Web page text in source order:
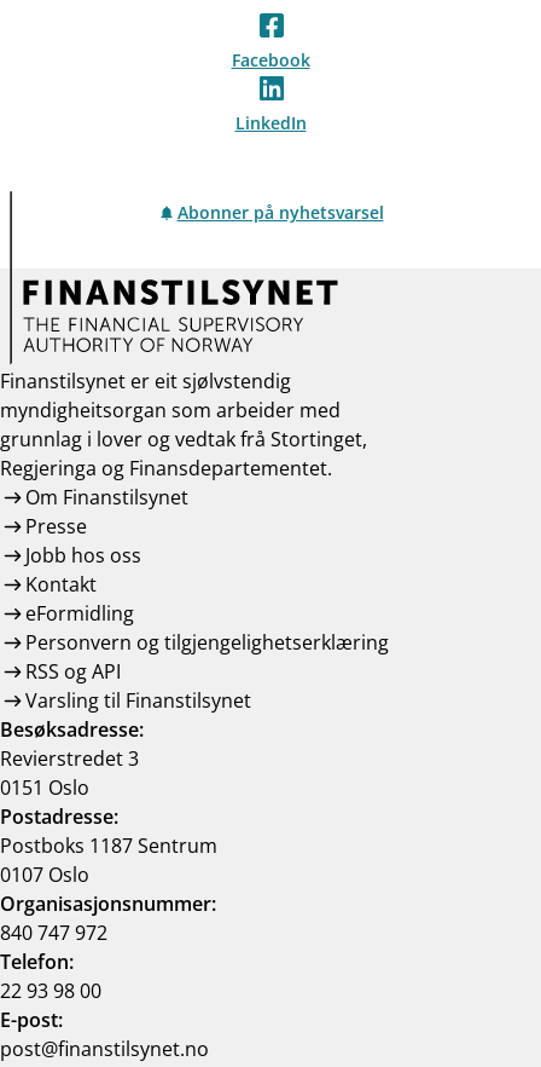
Facebook
LinkedIn
Abonner på nyhetsvarsel
Finanstilsynet er eit sjølvstendig
myndigheitsorgan som arbeider med
grunnlag i lover og vedtak frå Stortinget,
Regjeringa og Finansdepartementet.
Om Finanstilsynet
Presse
Jobb hos oss
Kontakt
eFormidling
Personvern og tilgjengelighetserklæring
RSS og API
Varsling til Finanstilsynet
Besøksadresse:
Revierstredet 3
0151 Oslo
Postadresse:
Postboks 1187 Sentrum
0107 Oslo
Organisasjonsnummer:
840 747 972
Telefon:
22 93 98 00
E-post:
post@finanstilsynet.no